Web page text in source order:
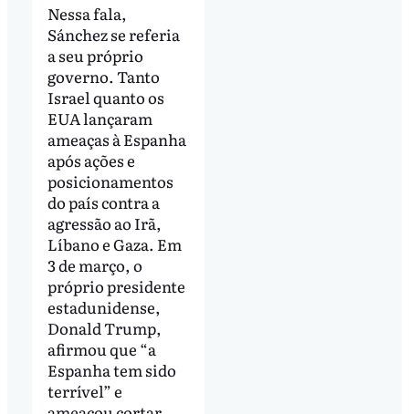
Nessa fala,
Sánchez se referia
a seu próprio
governo. Tanto
Israel quanto os
EUA lançaram
ameaças à Espanha
após ações e
posicionamentos
do país contra a
agressão ao Irã,
Líbano e Gaza. Em
3 de março, o
próprio presidente
estadunidense,
Donald Trump,
afirmou que “a
Espanha tem sido
terrível” e